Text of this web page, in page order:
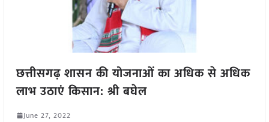
छत्तीसगढ़ शासन की योजनाओं का अधिक से अधिक
लाभ उठाएं किसान: श्री बघेल
June 27, 2022